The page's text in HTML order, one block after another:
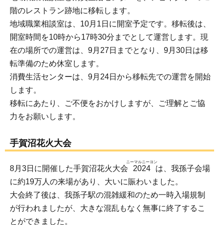
階のレストラン跡地に移転します。
地域職業相談室は、10月1日に開室予定です。移転後は、
開室時間を10時から17時30分までとして運営します。現
在の場所での運営は、9月27日までとなり、9月30日は移
転準備のため休室します。
消費生活センターは、9月24日から移転先での運営を開始
します。
移転にあたり、ご不便をおかけしますが、ご理解とご協
力をお願いします。
手賀沼花火大会
8月3日に開催した手賀沼花火大会 2024
ニーマルニーヨン
は、我孫子会場
に約19万人の来場があり、大いに賑わいました。
大会終了後は、我孫子駅の混雑緩和のため一時入場規制
が行われましたが、大きな混乱もなく無事に終了するこ
とができました。